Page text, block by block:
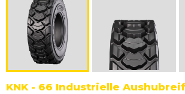
KNK - 66 Industrielle